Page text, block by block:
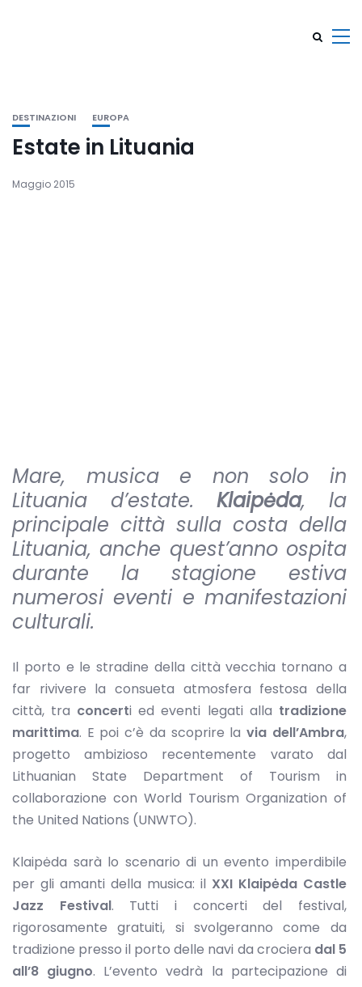
DESTINAZIONI EUROPA
Estate in Lituania
Maggio 2015
Mare, musica e non solo in
Lituania d’estate.Klaipėda, la
principale città sulla costa della
Lituania, anche quest’anno ospita
durante la stagione estiva
numerosi eventi e manifestazioni
culturali.
Il porto e le stradine della città vecchia tornano a
far rivivere la consueta atmosfera festosa della
città, tra concerti ed eventi legati alla tradizione
marittima. E poi c’è da scoprire lavia dell’Ambra,
progetto ambizioso recentemente varato dal
Lithuanian State Department of Tourism in
collaborazione con World Tourism Organization of
the United Nations (UNWTO).
Klaipėda sarà lo scenario di un evento imperdibile
per gli amanti della musica: il XXI Klaipėda Castle
Jazz Festival. Tutti i concerti del festival,
rigorosamente gratuiti, si svolgeranno come da
tradizione presso il porto delle navi da crociera dal 5
all’8 giugno. L’evento vedrà la partecipazione di